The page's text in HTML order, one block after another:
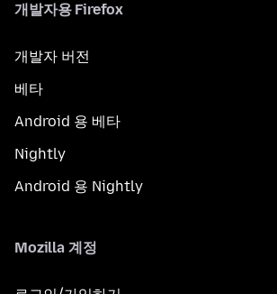
개발자용 Firefox
개발자 버전
베타
Android 용 베타
Nightly
Android 용 Nightly
Mozilla 계정